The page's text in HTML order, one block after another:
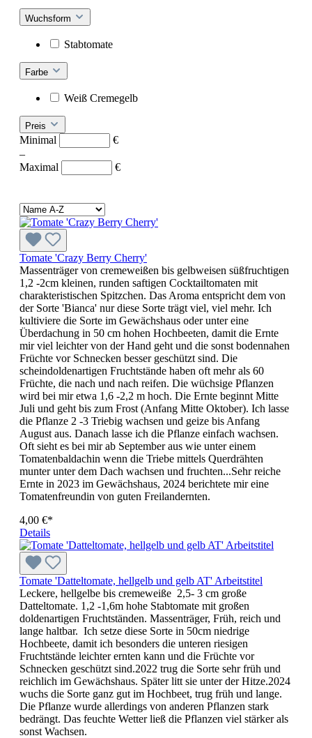
Wuchsform
Stabtomate
Farbe
Weiß Cremegelb
Preis
Minimal
€
–
Maximal
€
Tomate 'Crazy Berry Cherry'
Massenträger von cremeweißen bis gelbweisen süßfruchtigen
1,2 -2cm kleinen, runden saftigen Cocktailtomaten mit
charakteristischen Spitzchen. Das Aroma entspricht dem von
der Sorte 'Bianca' nur diese Sorte trägt viel, viel mehr. Ich
kultiviere die Sorte im Gewächshaus oder unter eine
Überdachung in 50 cm hohen Hochbeeten, damit die Ernte
mir viel leichter von der Hand geht und die sonst bodennahen
Früchte vor Schnecken besser geschützt sind. Die
scheindoldenartigen Fruchtstände haben oft mehr als 60
Früchte, die nach und nach reifen. Die wüchsige Pflanzen
wird bei mir etwa 1,6 -2,2 m hoch. Die Ernte beginnt Mitte
Juli und geht bis zum Frost (Anfang Mitte Oktober). Ich lasse
die Pflanze 2 -3 Triebig wachsen und geize bis Anfang
August aus. Danach lasse ich die Pflanze einfach wachsen.
Oft sieht es bei mir ab September aus wie unter einem
Tomatenbaldachin wenn die Triebe mittels Querdrähten
munter unter dem Dach wachsen und fruchten...Sehr reiche
Ernte in 2023 im Gewächshaus, 2024 berichtete mir eine
Tomatenfreundin von guten Freilandernten.
4,00 €*
Details
Tomate 'Datteltomate, hellgelb und gelb AT' Arbeitstitel
Leckere, hellgelbe bis cremeweiße 2,5- 3 cm große
Datteltomate. 1,2 -1,6m hohe Stabtomate mit großen
doldenartigen Fruchtständen. Massenträger, Früh, reich und
lange haltbar. Ich setze diese Sorte in 50cm niedrige
Hochbeete, damit ich besonders die unteren riesigen
Fruchtstände leichter ernten kann und die Früchte vor
Schnecken geschützt sind.2022 trug die Sorte sehr früh und
reichlich im Gewächshaus. Später litt sie unter der Hitze.2024
wuchs die Sorte ganz gut im Hochbeet, trug früh und lange.
Die Pflanze wurde allerdings von anderen Pflanzen stark
bedrängt. Das feuchte Wetter ließ die Pflanzen viel stärker als
sonst Wachsen.